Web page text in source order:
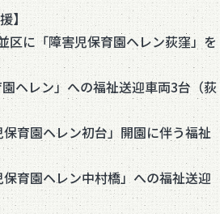
】
に「障害児保育園ヘレン荻窪」を
ヘレン」への福祉送迎車両3台（荻
育園ヘレン初台」開園に伴う福祉
育園ヘレン中村橋」への福祉送迎